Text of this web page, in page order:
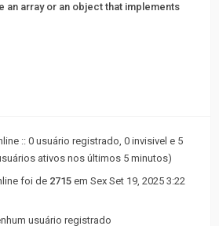
an array or an object that implements
:: 0 usuário registrado, 0 invisivel e 5
ativos nos últimos 5 minutos)
foi de 2715 em Sex Set 19, 2025 3:22
usuário registrado